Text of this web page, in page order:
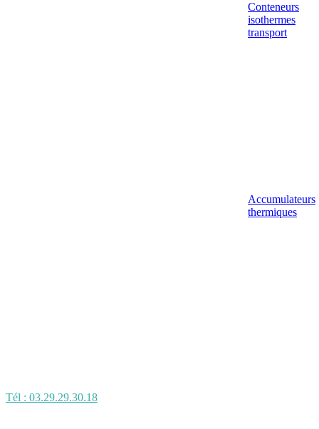
Conteneurs
isothermes
transport
Accumulateurs
thermiques
Tél : 03.29.29.30.18